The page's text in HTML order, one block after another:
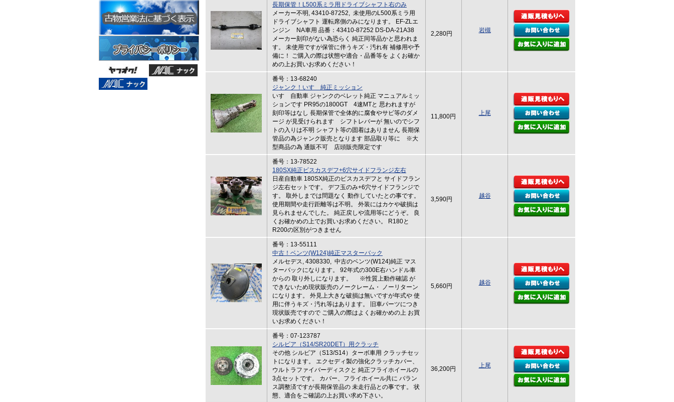
長期保管！L500系ミラ用ドライブシャフト右のみ
メーカー不明, 43410-87252, 未使用のL500系ミラ用
ドライブシャフト 運転席側のみになります。 EF-ZLエ
ンジン NA車用 品番：43410-87252 DS-DA-21A38
メーカー刻印がない為恐らく 純正同等品かと思われま
す。 未使用ですが保管に伴うキズ・汚れ有 補修用や予
備に！ ご購入の際は状態や適合・品番等を よくお確か
めの上お買いお求めください！
2,280円 岩槻
番号：13-68240
ジャンク！いすゞ純正ミッション
いすゞ自動車 ジャンクのベレット純正 マニュアルミッ
ションです PR95の1800GT 4速MTと 思われますが
刻印等はなし 長期保管で全体的に腐食やサビ等のダメ
ージ が見受けられます シフトレバーが 無いのでシフ
トの入りは不明 シャフト等の固着はありません 長期保
管品の為ジャンク販売となります 部品取り等に ※大
型商品の為 通販不可 店頭販売限定です
11,800円 上尾
番号：13-78522
180SX純正ビスカスデフ+6穴サイドフランジ左右
日産自動車 180SX純正のビスカスデフと サイドフラン
ジ左右セットです。 デフ玉のみ+6穴サイドフランジで
す。 取外しまでは問題なく 動作していたとの事です。
使用期間や走行距離等は不明。 外装にはカケや破損は
見られませんでした。 純正戻しや流用等にどうぞ。 良
くお確かめの上でお買いお求めください。 R180と
R200の区別がつきません
3,590円 越谷
番号：13-55111
中古！ベンツ(W124)純正マスターバック
メルセデス, 4308330, 中古のベンツ(W124)純正 マス
ターバックになります。 92年式の300E右ハンドル車
からの 取り外しになります。 ※性質上動作確認 が
できないため現状販売のノークレーム・ ノーリターン
になります。 外見上大きな破損は無いですが年式や 使
用に伴うキズ・汚れ等はあります。 旧車パーツにつき
現状販売ですので ご購入の際はよくお確かめの上 お買
いお求めください！
5,660円 越谷
番号：07-123787
シルビア（S14/SR20DET）用クラッチ
その他 シルビア（S13/S14）ターボ車用 クラッチセッ
トになります。 エクセディ製の強化クラッチカバー、
ウルトラファイバーディスクと 純正フライホイールの
3点セットです。 カバー、フライホイール共に バラン
ス調整済ですが長期保管品の 未走行品との事です。 状
態、適合をご確認の上お買い求め下さい。
36,200円 上尾